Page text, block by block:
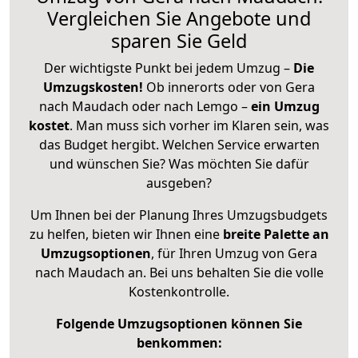
Vergleichen Sie Angebote und
sparen Sie Geld
Der wichtigste Punkt bei jedem Umzug – Die
Umzugskosten! Ob innerorts oder von Gera
nach Maudach oder nach Lemgo –ein Umzug
kostet. Man muss sich vorher im Klaren sein, was
das Budget hergibt. Welchen Service erwarten
und wünschen Sie? Was möchten Sie dafür
ausgeben?
Um Ihnen bei der Planung Ihres Umzugsbudgets
zu helfen, bieten wir Ihnen eine breite Palette an
Umzugsoptionen, für Ihren Umzug von Gera
nach Maudach an. Bei uns behalten Sie die volle
Kostenkontrolle.
Folgende Umzugsoptionen können Sie
benkommen: